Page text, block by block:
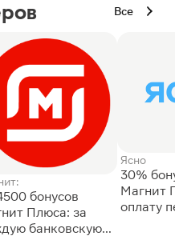
Все
бонусов
Плюса: за
банковскую
Ясно
30%
Магнит
оплату